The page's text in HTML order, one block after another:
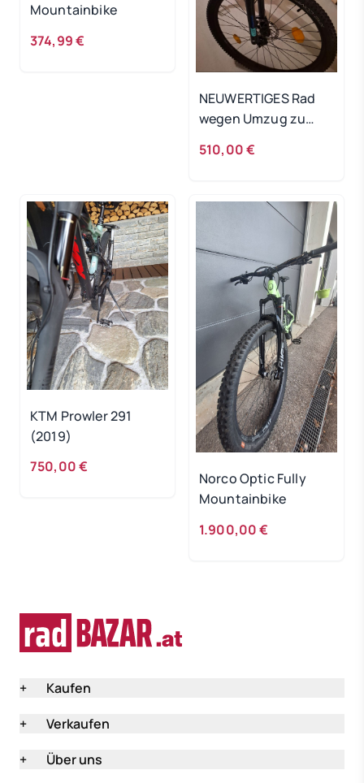
Mountainbike
374,99 €
NEUWERTIGES Rad
wegen Umzug zu
510,00 €
KTM Prowler 291
(2019)
750,00 €
Norco Optic Fully
Mountainbike
1.900,00 €
+
Kaufen
+
Verkaufen
+
Über uns